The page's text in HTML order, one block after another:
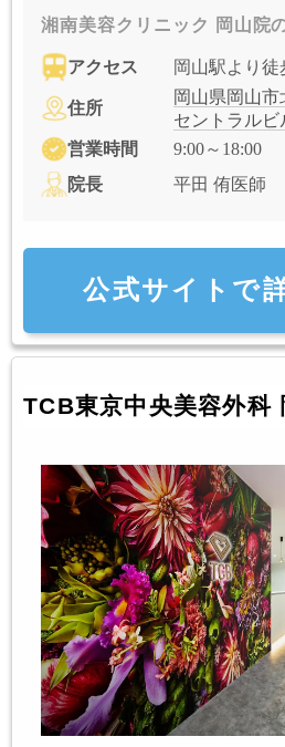
湘南美容クリニック 岡山院
アクセス 岡山駅より徒
住所
岡山県岡山
セントラルビ
営業時間
9:00～18:00
院長
平田 侑医師
公式サイトで
TCB東京中央美容外科